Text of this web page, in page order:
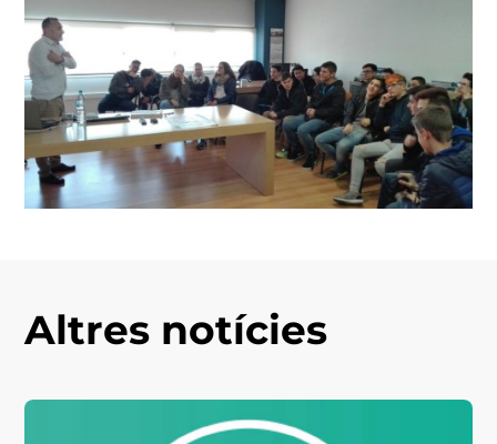
Altres notícies